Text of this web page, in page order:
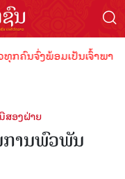
ຈົ່ງພ້ອມເປັນເຈົ້າພາບທີ່
ອງຝ່າຍ
ານພົວພັນ